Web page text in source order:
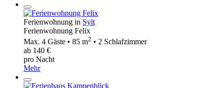
Ferienwohnung in Sylt
Ferienwohnung Felix
Max. 4 Gäste • 85 m2 • 2 Schlafzimmer
ab 140 €
pro Nacht
Mehr